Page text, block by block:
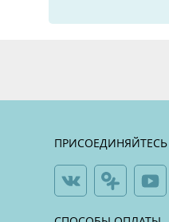
ПРИСОЕДИНЯЙТЕСЬ